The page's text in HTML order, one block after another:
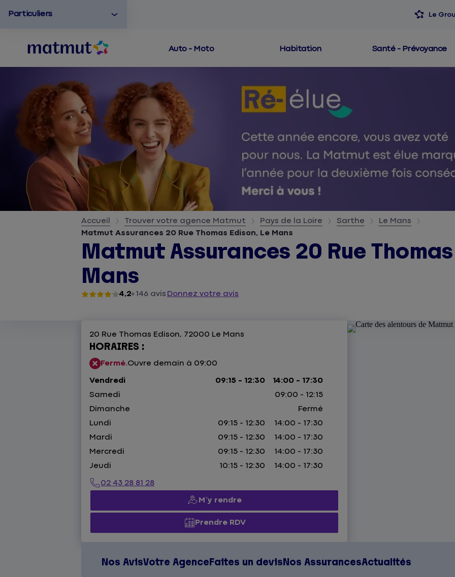
Particuliers Le
Auto - Moto Habitation Santé - Prévoyance
Accueil Trouver votre agence Matmut Pays de la Loire Sarthe
Le Mans
Matmut Assurances 20 Rue Thomas Edison, Le Mans
Matmut Assurances 20 Rue
Mans
4,2 146 avis Donnez votre avis
20 Rue Thomas Edison, 72000 Le Mans
HORAIRES :
Fermé.Ouvre demain à 09:00
Vendredi
09:15 - 12:30
14:00 - 17:30
Samedi
09:00 - 12:15
Dimanche
Fermé
Lundi
09:15 - 12:30
14:00 - 17:30
Mardi
09:15 - 12:30
14:00 - 17:30
Mercredi
09:15 - 12:30
14:00 - 17:30
Jeudi
10:15 - 12:30
14:00 - 17:30
02 43 28 81 28
M’y rendre
Prendre RDV
Nos AvisVotre Agence Faites un devis Nos AssurancesActualités